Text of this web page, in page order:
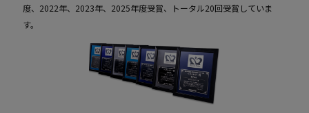
度、2022年、2023年、2025年度受賞、トータル20回受賞していま
す。